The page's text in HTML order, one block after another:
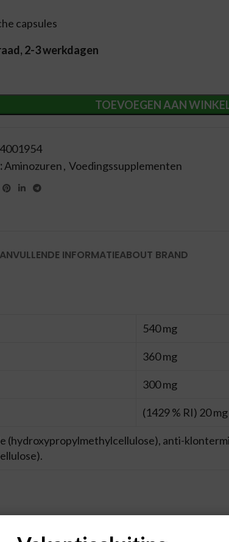
capsules
2-3 werkdagen
TOEVOEGEN AAN
Aminozuren, Voedingssupplementen
INFORMATIEABOUT BRAND
540 mg
360 mg
300 mg
(1429 % RI) 20 mg
(hydroxypropylmethylcellulose), anti-
dagelijks bij voorkeur tussen de